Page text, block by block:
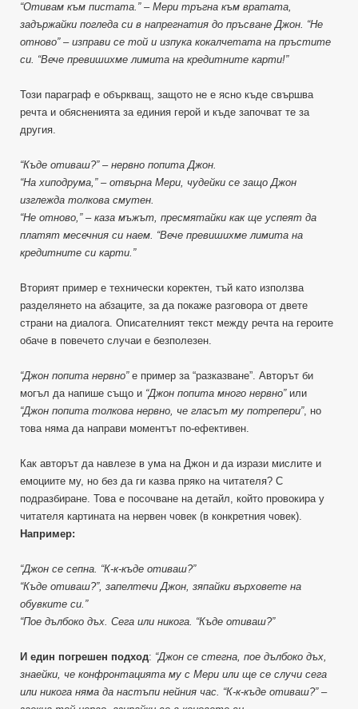
“Отивам към пистата.” – Мери тръгна към вратата,
задържайки погледа си в напрегнатия до пръсване Джон. “Не
отново” – изправи се той и изпука кокалчетата на пръстите
си. “Вече превишихме лимита на кредитните карти!”
Този параграф е объркващ, защото не е ясно къде свършва
речта и обясненията за единия герой и къде започват те за
другия.
“Къде отиваш?” – нервно попита Джон.
“На хиподрума,” – отвърна Мери, чудейки се защо Джон
изглежда толкова смутен.
“Не отново,” – каза мъжът, пресмятайки как ще успеят да
платят месечния си наем. “Вече превишихме лимита на
кредитните си карти.”
Вторият пример е технически коректен, тъй като използва
разделянето на абзаците, за да покаже разговора от двете
страни на диалога. Описателният текст между речта на героите
обаче в повечето случаи е безполезен.
“Джон попита нервно”е пример за “разказване”. Авторът би
могъл да напише също и “Джон попита много нервно”или
“Джон попита толкова нервно, че гласът му потрепери”, но
това няма да направи моментът по-ефективен.
Как авторът да навлезе в ума на Джон и да изрази мислите и
емоциите му, но без да ги казва пряко на читателя? С
подразбиране. Това е посочване на детайл, който провокира у
читателя картината на нервен човек (в конкретния човек).
Например:
“Джон се сепна. “К-к-къде отиваш?”
“Къде отиваш?”, запелтечи Джон, зяпайки върховете на
обувките си.”
“Пое дълбоко дъх. Сега или никога. “Къде отиваш?”
И един погрешен подход: “Джон се стегна, пое дълбоко дъх,
знаейки, че конфронтацията му с Мери или ще се случи сега
или никога няма да настъпи нейния час. “К-к-къде отиваш?” –